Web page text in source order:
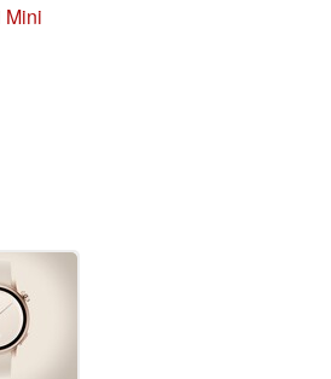
Mini